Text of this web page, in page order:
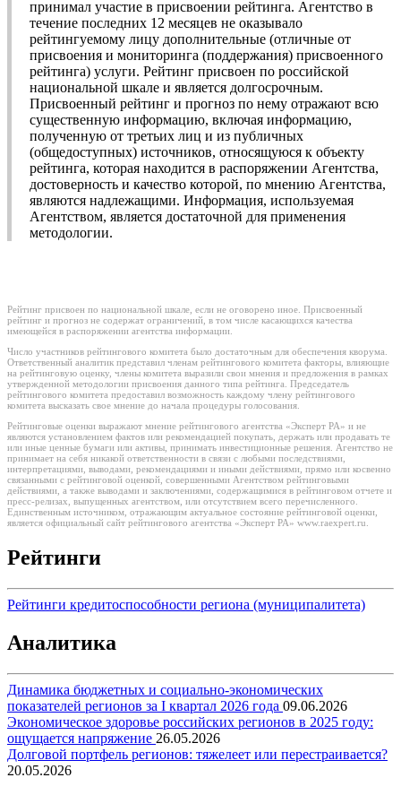
принимал участие в присвоении рейтинга. Агентство в
течение последних 12 месяцев не оказывало
рейтингуемому лицу дополнительные (отличные от
присвоения и мониторинга (поддержания) присвоенного
рейтинга) услуги. Рейтинг присвоен по российской
национальной шкале и является долгосрочным.
Присвоенный рейтинг и прогноз по нему отражают всю
существенную информацию, включая информацию,
полученную от третьих лиц и из публичных
(общедоступных) источников, относящуюся к объекту
рейтинга, которая находится в распоряжении Агентства,
достоверность и качество которой, по мнению Агентства,
являются надлежащими. Информация, используемая
Агентством, является достаточной для применения
методологии.
Рейтинг присвоен по национальной шкале, если не оговорено иное. Присвоенный
рейтинг и прогноз не содержат ограничений, в том числе касающихся качества
имеющейся в распоряжении агентства информации.
Число участников рейтингового комитета было достаточным для обеспечения кворума.
Ответственный аналитик представил членам рейтингового комитета факторы, влияющие
на рейтинговую оценку, члены комитета выразили свои мнения и предложения в рамках
утвержденной методологии присвоения данного типа рейтинга. Председатель
рейтингового комитета предоставил возможность каждому члену рейтингового
комитета высказать свое мнение до начала процедуры голосования.
Рейтинговые оценки выражают мнение рейтингового агентства «Эксперт РА» и не
являются установлением фактов или рекомендацией покупать, держать или продавать те
или иные ценные бумаги или активы, принимать инвестиционные решения. Агентство не
принимает на себя никакой ответственности в связи с любыми последствиями,
интерпретациями, выводами, рекомендациями и иными действиями, прямо или косвенно
связанными с рейтинговой оценкой, совершенными Агентством рейтинговыми
действиями, а также выводами и заключениями, содержащимися в рейтинговом отчете и
пресс-релизах, выпущенных агентством, или отсутствием всего перечисленного.
Единственным источником, отражающим актуальное состояние рейтинговой оценки,
является официальный сайт рейтингового агентства «Эксперт РА» www.raexpert.ru.
Рейтинги
Рейтинги кредитоспособности региона (муниципалитета)
Аналитика
Динамика бюджетных и социально-экономических
показателей регионов за I квартал 2026 года 09.06.2026
Экономическое здоровье российских регионов в 2025 году:
ощущается напряжение 26.05.2026
Долговой портфель регионов: тяжелеет или перестраивается?
20.05.2026